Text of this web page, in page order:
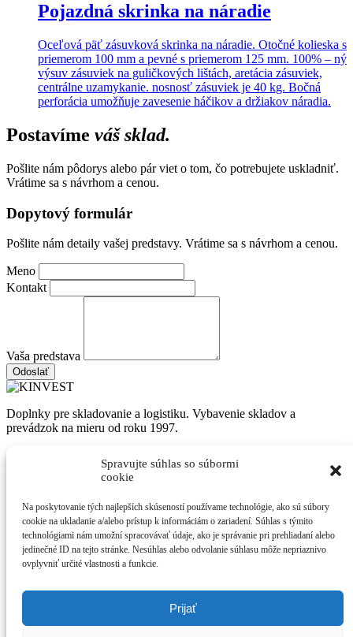
Spravujte súhlas so súbormi
cookie
Na poskytovanie tých najlepších skúseností používame technológie, ako sú súbory
cookie na ukladanie a/alebo prístup k informáciám o zariadení. Súhlas s týmito
technológiami nám umožní spracovávať údaje, ako je správanie pri prehliadaní alebo
jedinečné ID na tejto stránke. Nesúhlas alebo odvolanie súhlasu môže nepriaznivo
ovplyvniť určité vlastnosti a funkcie.
Prijať
Pojazdná skrinka na náradie
Oceľová päť zásuvková skrinka na náradie. Otočné kolieska s
priemerom 100 mm a pevné s priemerom 125 mm. 100% – ný
výsuv zásuviek na guličkových lištách, aretácia zásuviek,
centrálne uzamykanie. nosnosť zásuviek je 40 kg. Bočná
perforácia umožňuje zavesenie háčikov a držiakov náradia.
Postavíme váš sklad.
Pošlite nám pôdorys alebo pár viet o tom, čo potrebujete uskladniť.
Vrátime sa s návrhom a cenou.
Dopytový formulár
Pošlite nám detaily vašej predstavy. Vrátime sa s návrhom a cenou.
Meno
Kontakt
Vaša predstava
Odoslať
Doplnky pre skladovanie a logistiku. Vybavenie skladov a
prevádzok na mieru od roku 1997.
Dielenské stoličky Priemyselné rohože Rebríky a plošiny Obchodné
regále
KINVEST
O nás Ukážky realizácií Novinky Kontakt